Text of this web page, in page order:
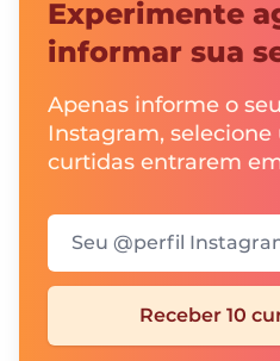
Experimente
informar sua
Apenas informe o
Instagram,
curtidas entrarem
Seu @perfil Instagram
Receber 10